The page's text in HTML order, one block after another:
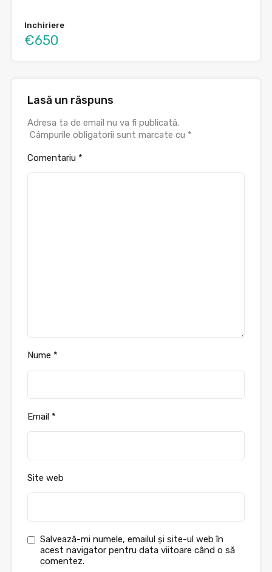
Inchiriere
€650
Lasă un răspuns
Adresa ta de email nu va fi publicată.
Câmpurile obligatorii sunt marcate cu *
Comentariu *
Nume *
Email *
Site web
Salvează-mi numele, emailul și site-ul web în
acest navigator pentru data viitoare când o să
comentez.